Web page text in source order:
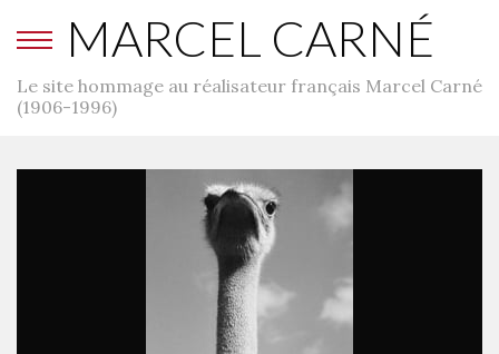
MARCEL CARNÉ
Le site hommage au réalisateur français Marcel Carné
(1906-1996)